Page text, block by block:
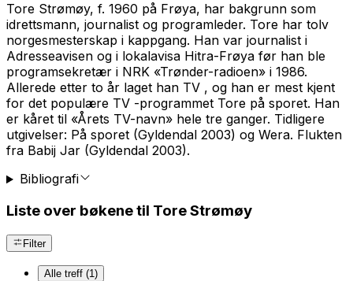
Tore Strømøy, f. 1960 på Frøya, har bakgrunn som
idrettsmann, journalist og programleder. Tore har tolv
norgesmesterskap i kappgang. Han var journalist i
Adresseavisen og i lokalavisa Hitra-Frøya før han ble
programsekretær i NRK «Trønder-radioen» i 1986.
Allerede etter to år laget han TV , og han er mest kjent
for det populære TV -programmet Tore på sporet. Han
er kåret til «Årets TV-navn» hele tre ganger. Tidligere
utgivelser: På sporet (Gyldendal 2003) og Wera. Flukten
fra Babij Jar (Gyldendal 2003).
Bibliografi
Liste over bøkene til Tore Strømøy
Filter
Alle treff (1)